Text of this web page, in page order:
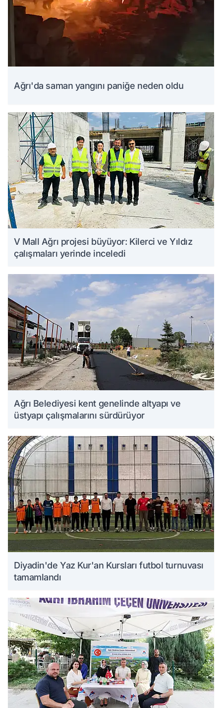
Ağrı'da saman yangını paniğe neden oldu
V Mall Ağrı projesi büyüyor: Kilerci ve Yıldız
çalışmaları yerinde inceledi
Ağrı Belediyesi kent genelinde altyapı ve
üstyapı çalışmalarını sürdürüyor
Diyadin'de Yaz Kur'an Kursları futbol turnuvası
tamamlandı